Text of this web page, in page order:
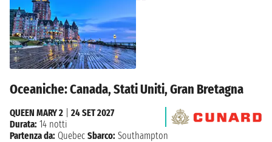
Oceaniche: Canada, Stati Uniti, Gran Bretagna
QUEEN MARY 2
24 SET 2027
Durata: 14 notti
Partenza da: Quebec Sbarco: Southampton